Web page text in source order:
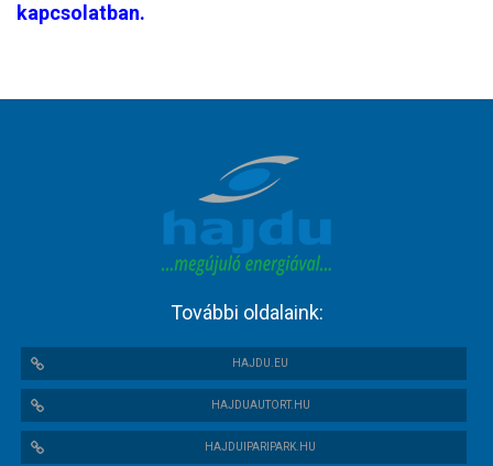
kapcsolatban.
További oldalaink:
HAJDU.EU
HAJDUAUTORT.HU
HAJDUIPARIPARK.HU